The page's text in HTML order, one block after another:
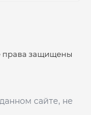
права защищены
сайте, не